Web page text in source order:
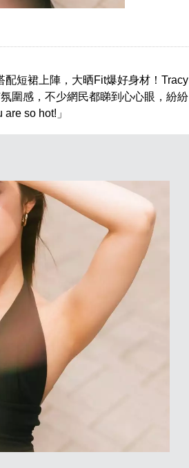
短裙上陣，大晒Fit爆好身材！Tracy
圍感，不少網民都睇到心心眼，紛紛
so hot!」